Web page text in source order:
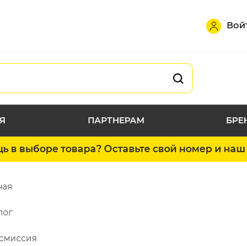
ПАРТНЕРАМ
в выборе товара? Оставьте свой номер и